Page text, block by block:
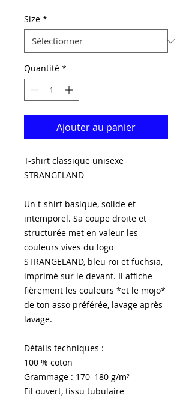
Size *
Quantité *
Ajouter au panier
T-shirt classique unisexe
STRANGELAND
Un t-shirt basique, solide et
intemporel. Sa coupe droite et
structurée met en valeur les
couleurs vives du logo
STRANGELAND, bleu roi et fuchsia,
imprimé sur le devant. Il affiche
fièrement les couleurs *et le mojo*
de ton asso préférée, lavage après
lavage.
Détails techniques :
100 % coton
Grammage : 170–180 g/m²
Fil ouvert, tissu tubulaire